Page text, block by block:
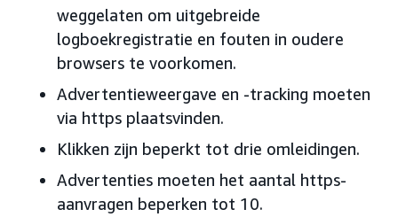
weggelaten om uitgebreide
logboekregistratie en fouten in oudere
browsers te voorkomen.
Advertentieweergave en -tracking moeten
via https plaatsvinden.
Klikken zijn beperkt tot drie omleidingen.
Advertenties moeten het aantal https-
aanvragen beperken tot 10.